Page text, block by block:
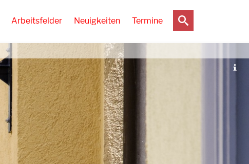
Arbeitsfelder Neuigkeiten Termine